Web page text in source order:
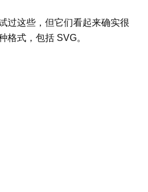
过这些，但它们看起来确实很
格式，包括 SVG。